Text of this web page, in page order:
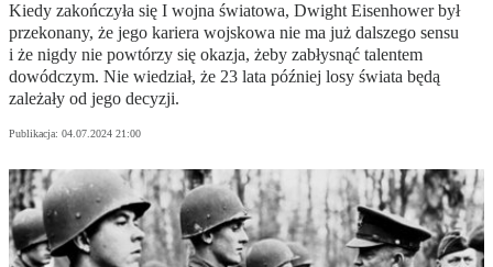
Kiedy zakończyła się I wojna światowa, Dwight Eisenhower był
przekonany, że jego kariera wojskowa nie ma już dalszego sensu
i że nigdy nie powtórzy się okazja, żeby zabłysnąć talentem
dowódczym. Nie wiedział, że 23 lata później losy świata będą
zależały od jego decyzji.
Publikacja: 04.07.2024 21:00